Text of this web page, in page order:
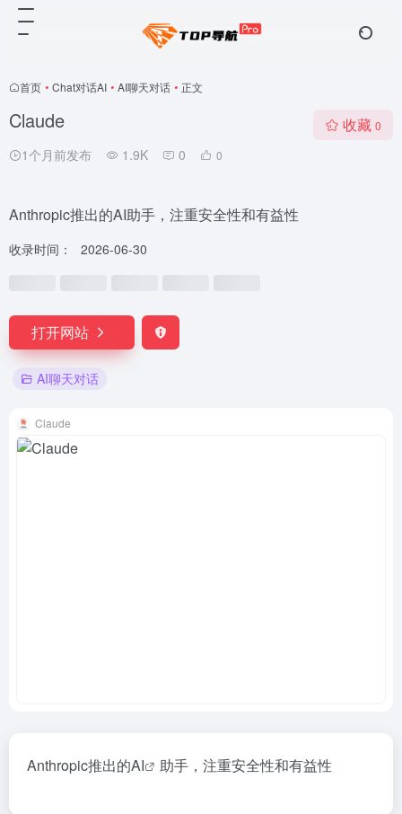
首页 • Chat对话AI • AI聊天对话 • 正文
Claude
1个月前发布 1.9K 0 0
收藏 0
Anthropic推出的AI助手，注重安全性和有益性
收录时间： 2026-06-30
打开网站
AI聊天对话
Claude
Anthropic推出的AI 助手，注重安全性和有益性